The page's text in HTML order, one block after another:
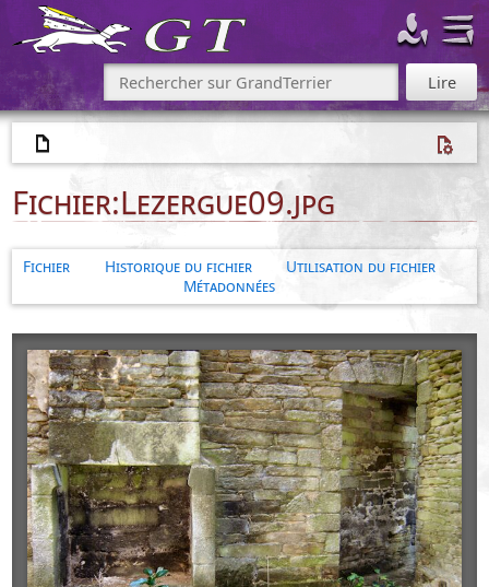
Fichier:Lezergue09.jpg
Fichier Historique du fichier
Utilisation du fichier
Métadonnées